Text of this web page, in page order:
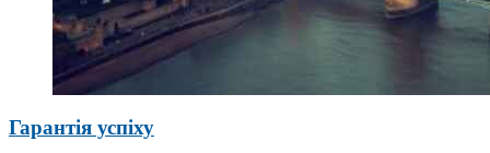
Гарантія успіху